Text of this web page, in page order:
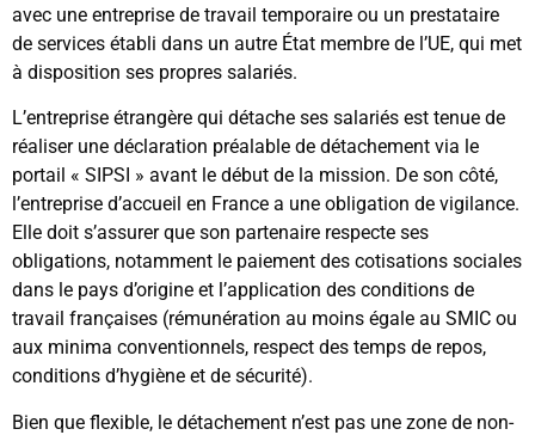
avec une entreprise de travail temporaire ou un prestataire
de services établi dans un autre État membre de l’UE, qui met
à disposition ses propres salariés.
L’entreprise étrangère qui détache ses salariés est tenue de
réaliser une déclaration préalable de détachement via le
portail « SIPSI » avant le début de la mission. De son côté,
l’entreprise d’accueil en France a une obligation de vigilance.
Elle doit s’assurer que son partenaire respecte ses
obligations, notamment le paiement des cotisations sociales
dans le pays d’origine et l’application des conditions de
travail françaises (rémunération au moins égale au SMIC ou
aux minima conventionnels, respect des temps de repos,
conditions d’hygiène et de sécurité).
Bien que flexible, le détachement n’est pas une zone de non-